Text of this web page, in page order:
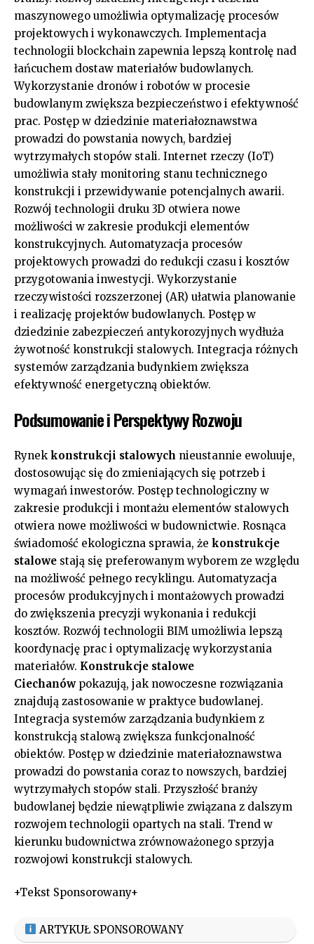
maszynowego umożliwia optymalizację procesów
projektowych i wykonawczych. Implementacja
technologii blockchain zapewnia lepszą kontrolę nad
łańcuchem dostaw materiałów budowlanych.
Wykorzystanie dronów i robotów w procesie
budowlanym zwiększa bezpieczeństwo i efektywność
prac. Postęp w dziedzinie materiałoznawstwa
prowadzi do powstania nowych, bardziej
wytrzymałych stopów stali. Internet rzeczy (IoT)
umożliwia stały monitoring stanu technicznego
konstrukcji i przewidywanie potencjalnych awarii.
Rozwój technologii druku 3D otwiera nowe
możliwości w zakresie produkcji elementów
konstrukcyjnych. Automatyzacja procesów
projektowych prowadzi do redukcji czasu i kosztów
przygotowania inwestycji. Wykorzystanie
rzeczywistości rozszerzonej (AR) ułatwia planowanie
i realizację projektów budowlanych. Postęp w
dziedzinie zabezpieczeń antykorozyjnych wydłuża
żywotność konstrukcji stalowych. Integracja różnych
systemów zarządzania budynkiem zwiększa
efektywność energetyczną obiektów.
Podsumowanie i Perspektywy Rozwoju
Rynek konstrukcji stalowych nieustannie ewoluuje,
dostosowując się do zmieniających się potrzeb i
wymagań inwestorów. Postęp technologiczny w
zakresie produkcji i montażu elementów stalowych
otwiera nowe możliwości w budownictwie. Rosnąca
świadomość ekologiczna sprawia, że konstrukcje
stalowe stają się preferowanym wyborem ze względu
na możliwość pełnego recyklingu. Automatyzacja
procesów produkcyjnych i montażowych prowadzi
do zwiększenia precyzji wykonania i redukcji
kosztów. Rozwój technologii BIM umożliwia lepszą
koordynację prac i optymalizację wykorzystania
materiałów. Konstrukcje stalowe
Ciechanówpokazują, jak nowoczesne rozwiązania
znajdują zastosowanie w praktyce budowlanej.
Integracja systemów zarządzania budynkiem z
konstrukcją stalową zwiększa funkcjonalność
obiektów. Postęp w dziedzinie materiałoznawstwa
prowadzi do powstania coraz to nowszych, bardziej
wytrzymałych stopów stali. Przyszłość branży
budowlanej będzie niewątpliwie związana z dalszym
rozwojem technologii opartych na stali. Trend w
kierunku budownictwa zrównoważonego sprzyja
rozwojowi konstrukcji stalowych.
+Tekst Sponsorowany+
ARTYKUŁ SPONSOROWANY